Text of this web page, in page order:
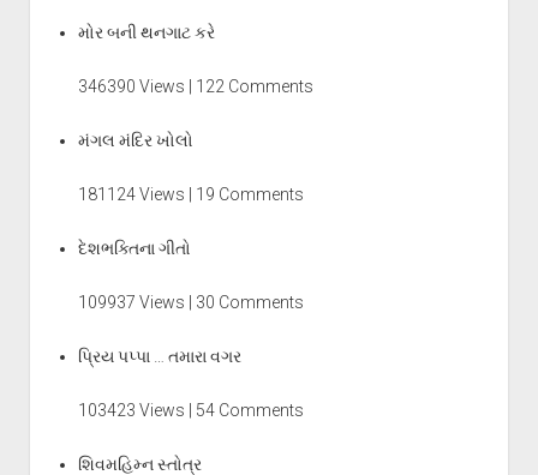
મોર બની થનગાટ કરે
346390 Views | 122 Comments
મંગલ મંદિર ખોલો
181124 Views | 19 Comments
દેશભક્તિના ગીતો
109937 Views | 30 Comments
પ્રિય પપ્પા … તમારા વગર
103423 Views | 54 Comments
શિવમહિમ્ન સ્તોત્ર